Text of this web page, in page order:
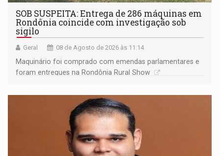
SOB SUSPEITA: Entrega de 286 máquinas em
Rondônia coincide com investigação sob
sigilo
Geral 08 de Agosto de 2026 às 11:14
Maquinário foi comprado com emendas parlamentares e
foram entregues na Rondônia Rural Show